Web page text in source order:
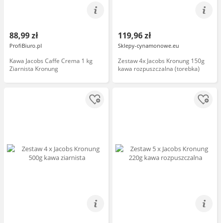
88,99 zł
ProfiBiuro.pl
Kawa Jacobs Caffe Crema 1 kg
Ziarnista Kronung
119,96 zł
Sklepy-cynamonowe.eu
Zestaw 4x Jacobs Kronung 150g
kawa rozpuszczalna (torebka)